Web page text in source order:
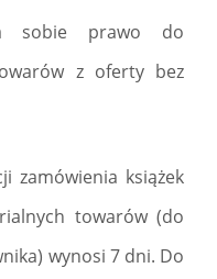
sobie prawo do
z oferty bez
zamówienia książek
towarów (do
wynosi 7 dni. Do